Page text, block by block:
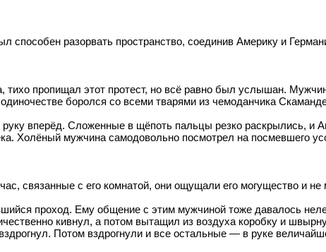
способен разорвать пространство, соединив Америку и
пропищал этот протест, но всё равно был услышан.
боролся со всеми тварями из чемоданчика
вперёд. Сложенные в щёпоть пальцы резко раскрылись, и
Холёный мужчина самодовольно посмотрел на посмевшего
связанные с его комнатой, они ощущали его могущество и
проход. Ему общение с этим мужчиной тоже давалось
кивнул, а потом вытащил из воздуха коробку и
Потом вздрогнули и все остальные — в руке